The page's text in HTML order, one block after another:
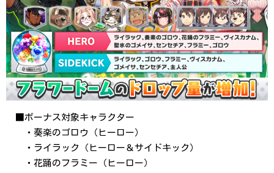
■ボーナス対象キャラクター
・奏楽のゴロウ（ヒーロー）
・ライラック（ヒーロー＆サイドキック）
・花踊のフラミー（ヒーロー）